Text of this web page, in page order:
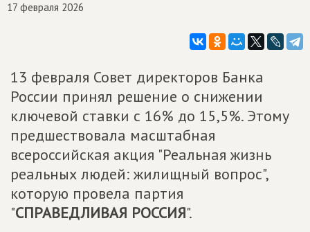
17 февраля 2026
13 февраля Совет директоров Банка
России принял решение о снижении
ключевой ставки с 16% до 15,5%. Этому
предшествовала масштабная
всероссийская акция "Реальная жизнь
реальных людей: жилищный вопрос",
которую провела партия
"СПРАВЕДЛИВАЯ РОССИЯ".